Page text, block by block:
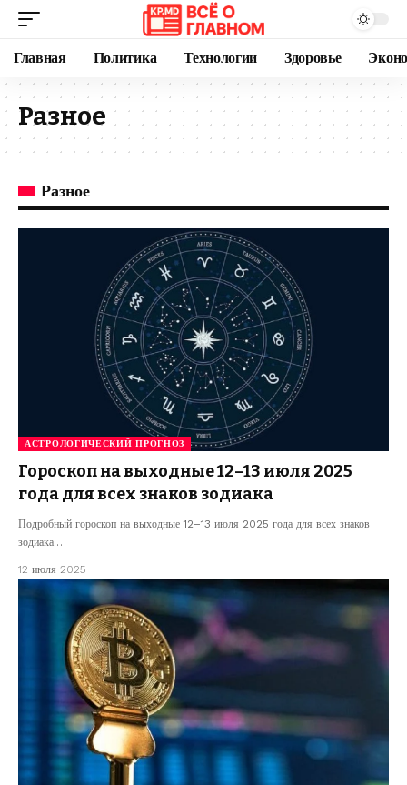
Главная Политика Технологии Здоровье
Разное
Разное
АСТРОЛОГИЧЕСКИЙ ПРОГНОЗ
Гороскоп на выходные 12–13 июля 2025
года для всех знаков зодиака
Подробный гороскоп на выходные 12–13 июля 2025 года для всех знаков
зодиака:…
12 июля 2025